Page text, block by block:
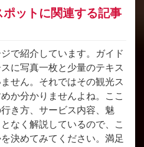
ットに関連する記事
で紹介しています。ガイド
に写真一枚と少量のテキス
せん。それではその観光ス
か分かりませんよね。ここ
き方、サービス内容、魅
なく解説しているので、こ
決めてみてください。満足